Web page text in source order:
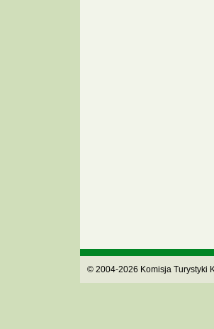
© 2004-2026 Komisja Turystyki